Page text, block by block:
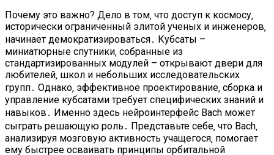
Почему это важно? Дело в том‚ что доступ к космосу‚
исторически ограниченный элитой ученых и инженеров‚
начинает демократизироваться․ Кубсаты –
миниатюрные спутники‚ собранные из
стандартизированных модулей – открывают двери для
любителей‚ школ и небольших исследовательских
групп․ Однако‚ эффективное проектирование‚ сборка и
управление кубсатами требует специфических знаний и
навыков․ Именно здесь нейроинтерфейс Bach может
сыграть решающую роль․ Представьте себе‚ что Bach‚
анализируя мозговую активность учащегося‚ помогает
ему быстрее осваивать принципы орбитальной